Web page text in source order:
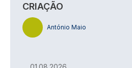
CRIAÇÃO
António Maio